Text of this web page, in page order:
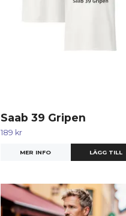
Saab 39 Gripen
189 kr
MER INFO LÄGG TILL